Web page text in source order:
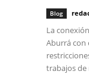
Blog
La
Aburrá con
trabajos